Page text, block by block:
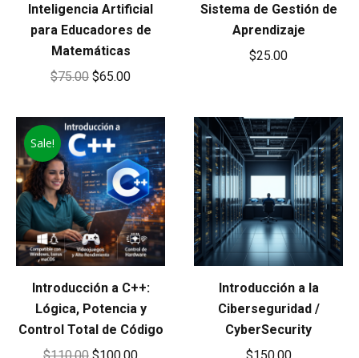
Inteligencia Artificial
para Educadores de
Matemáticas
$75.00 Original
was:
$75.00.
$65.00Current
is:
$65.00.
Sistema de Gestión de
Aprendizaje
$25.00
Sale!
Introducción a C++:
Lógica, Potencia y
Control Total de Código
Original Current
Introducción a la
Ciberseguridad /
CyberSecurity